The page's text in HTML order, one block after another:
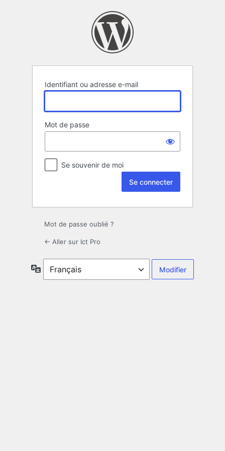
Identifiant ou adresse e-mail
Mot de passe
Se souvenir de moi
Mot de passe oublié ?
← Aller sur Ict Pro
Langue